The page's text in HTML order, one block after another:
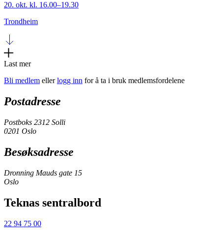
20. okt. kl. 16.00–19.30
Trondheim
Last mer
Bli medlem ellerlogg inn for å ta i bruk medlemsfordelene
Postadresse
Postboks 2312 Solli
0201 Oslo
Besøksadresse
Dronning Mauds gate 15
Oslo
Teknas sentralbord
22 94 75 00